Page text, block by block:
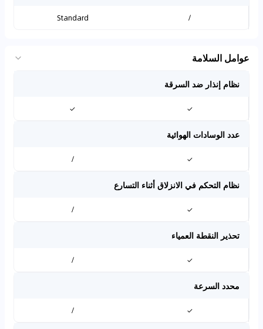
/
Standard
عوامل السلامة
نظام إنذار ضد السرقة
✓
✓
عدد الوسادات الهوائية
✓
/
نظام التحكم في الانزلاق أثناء التسارع
✓
/
تحذير النقطة العمياء
✓
/
محدد السرعة
✓
/